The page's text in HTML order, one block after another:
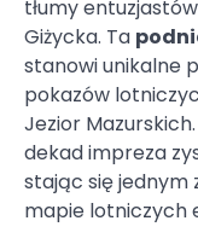
tłumy
Giżycka. Ta
stanowi unikalne
pokazów
Jezior
dekad impreza
stając się jednym
mapie lotniczych